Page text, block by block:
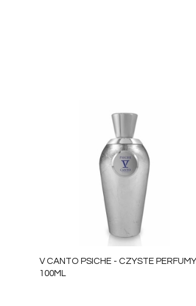
V CANTO PSICHE - CZYSTE PERFUMY
100ML